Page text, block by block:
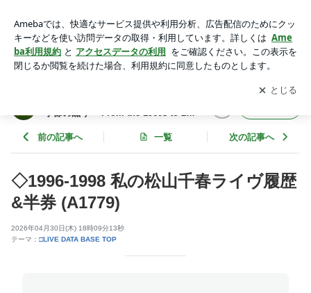
た:愛した季節の薫り From the 1960s to 2020s Music Diary
notebook～ 夢野旅人
アプリをダウンロードして ブログの更新通知
を受け取りまし
ょう。
開く
季節の薫り From the 1960s to 202
人
前の記事へ 一覧 次の記事へ
◇1996-1998 私の松山千春ライヴ履歴
&半券 (A1779)
2026年04月30日(木) 18時09分13秒
テーマ： □LIVE DATA BASE TOP